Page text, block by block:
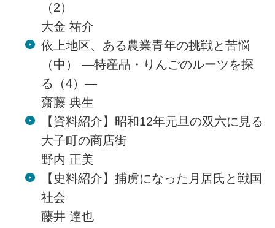
（2）
大金 祐介
依上地区、ある農業青年の挑戦と苦悩
（中） ―特産品・りんごのルーツを探
る（4）―
齋藤 典生
【資料紹介】昭和12年元旦の双六に見る
大子町の商店街
野内 正美
【史料紹介】捕虜になった月居氏と戦国
社会
藤井 達也